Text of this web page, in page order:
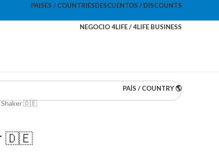
PAISES / COUNTRIESDESCUENTOS / DISCOUNTS
NEGOCIO 4LIFE / 4LIFE BUSINESS
PAÍS / COUNTRY 🌎
Shaker 🇩🇪
🇩🇪